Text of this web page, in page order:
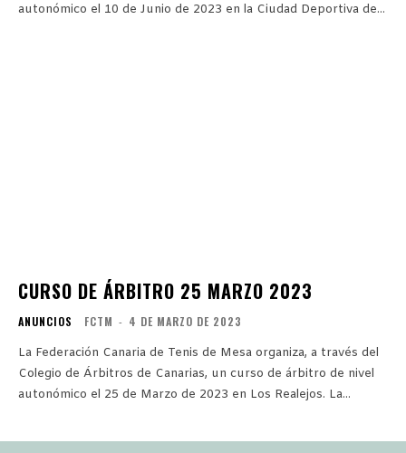
autonómico el 10 de Junio de 2023 en la Ciudad Deportiva de...
CURSO DE ÁRBITRO 25 MARZO 2023
ANUNCIOS FCTM - 4 DE MARZO DE 2023
La Federación Canaria de Tenis de Mesa organiza, a través del
Colegio de Árbitros de Canarias, un curso de árbitro de nivel
autonómico el 25 de Marzo de 2023 en Los Realejos. La...